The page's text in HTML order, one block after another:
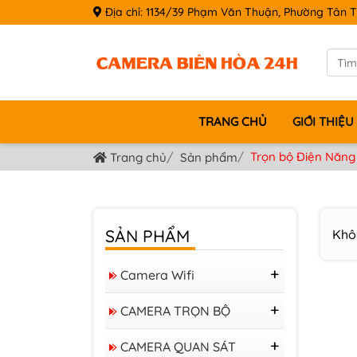
Địa chỉ: 1134/39 Phạm Văn Thuận, Phường Tân
TRANG CHỦ GIỚI THIỆU
Trang chủ Sản phẩm Trọn bộ Điện
SẢN PHẨM
Camera Wifi
Camera IMOU
Camera IP WIFI Ezviz
CAMERA TRỌN BỘ
Bộ KIT 04 Camera
VIGI 4MP
CAMERA QUAN SÁT